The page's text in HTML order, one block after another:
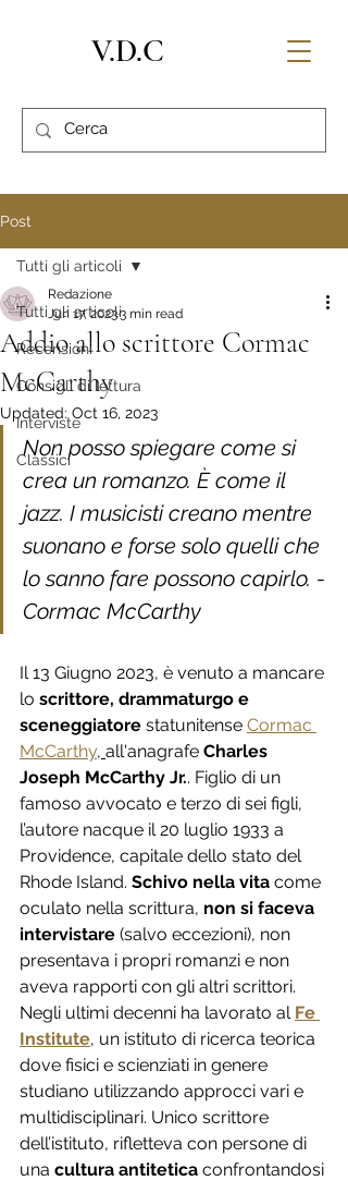
V.D.C
Post
Tutti gli articoli
Recensioni
Consigli di lettura
Interviste
Classici
Tutti gli articoli
Addio allo scrittore Cormac
McCarthy
Redazione
Jun 17, 20233 min read
Updated: Oct 16, 2023
Non posso spiegare come si
crea un romanzo. È come il
jazz. I musicisti creano mentre
suonano e forse solo quelli che
lo sanno fare possono capirlo. -
Cormac McCarthy
Il 13 Giugno 2023, è venuto a mancare
lo scrittore, drammaturgo e
sceneggiatore statunitense Cormac
McCarthy, all'anagrafe Charles
Joseph McCarthy Jr.. Figlio di un
famoso avvocato e terzo di sei figli,
l’autore nacque il 20 luglio 1933 a
Providence, capitale dello stato del
Rhode Island. Schivo nella vita come
oculato nella scrittura, non si faceva
intervistare (salvo eccezioni), non
presentava i propri romanzi e non
aveva rapporti con gli altri scrittori.
Negli ultimi decenni ha lavorato al Fe
Institute, un istituto di ricerca teorica
dove fisici e scienziati in genere
studiano utilizzando approcci vari e
multidisciplinari. Unico scrittore
dell’istituto, rifletteva con persone di
una cultura antitetica confrontandosi